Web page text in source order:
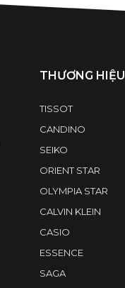
THƯƠNG HIỆU
TISSOT
CANDINO
SEIKO
ORIENT STAR
OLYMPIA STAR
CALVIN KLEIN
CASIO
ESSENCE
SAGA